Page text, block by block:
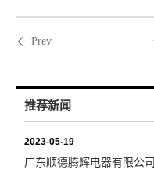
Prev
推荐新闻
2023-05-19
广东顺德腾辉电器有限公